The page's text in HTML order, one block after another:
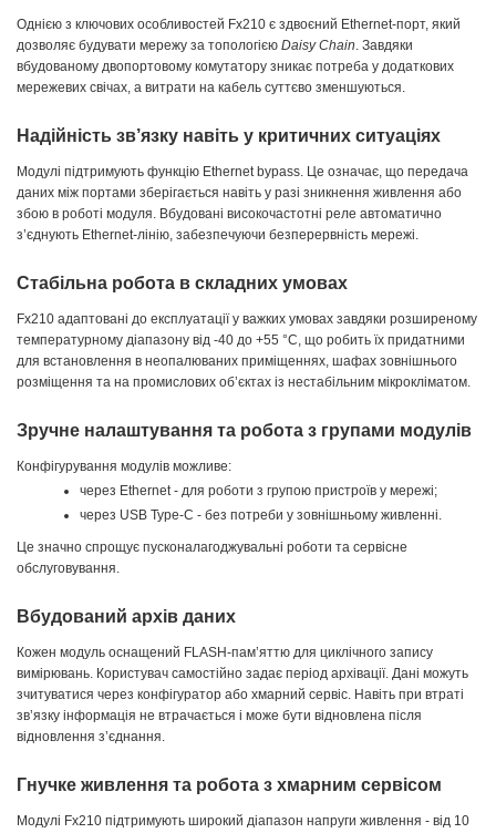
Однією з ключових особливостей Fx210 є здвоєний Ethernet-порт, який
дозволяє будувати мережу за топологією Daisy Chain. Завдяки
вбудованому двопортовому комутатору зникає потреба у додаткових
мережевих свічах, а витрати на кабель суттєво зменшуються.
Надійність зв’язку навіть у критичних ситуаціях
Модулі підтримують функцію Ethernet bypass. Це означає, що передача
даних між портами зберігається навіть у разі зникнення живлення або
збою в роботі модуля. Вбудовані високочастотні реле автоматично
з’єднують Ethernet-лінію, забезпечуючи безперервність мережі.
Стабільна робота в складних умовах
Fx210 адаптовані до експлуатації у важких умовах завдяки розширеному
температурному діапазону від -40 до +55 °C, що робить їх придатними
для встановлення в неопалюваних приміщеннях, шафах зовнішнього
розміщення та на промислових об’єктах із нестабільним мікрокліматом.
Зручне налаштування та робота з групами модулів
Конфігурування модулів можливе:
через Ethernet - для роботи з групою пристроїв у мережі;
через USB Type-C - без потреби у зовнішньому живленні.
Це значно спрощує пусконалагоджувальні роботи та сервісне
обслуговування.
Вбудований архів даних
Кожен модуль оснащений FLASH-пам’яттю для циклічного запису
вимірювань. Користувач самостійно задає період архівації. Дані можуть
зчитуватися через конфігуратор або хмарний сервіс. Навіть при втраті
зв’язку інформація не втрачається і може бути відновлена після
відновлення з’єднання.
Гнучке живлення та робота з хмарним сервісом
Модулі Fx210 підтримують широкий діапазон напруги живлення - від 10